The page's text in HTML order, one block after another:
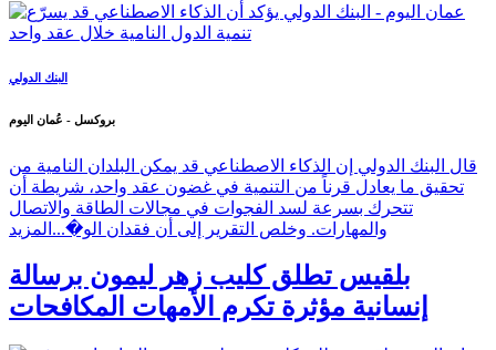
البنك الدولي
بروكسل - عُمان اليوم
قال البنك الدولي إن الذكاء الاصطناعي قد يمكن البلدان النامية من
تحقيق ما يعادل قرناً من التنمية في غضون عقد واحد، شريطة أن
تتحرك بسرعة لسد الفجوات في مجالات الطاقة والاتصال
والمهارات. وخلص التقرير إلى أن فقدان الو�... المزيد
بلقيس تطلق كليب زهر ليمون برسالة
إنسانية مؤثرة تكرم الأمهات المكافحات